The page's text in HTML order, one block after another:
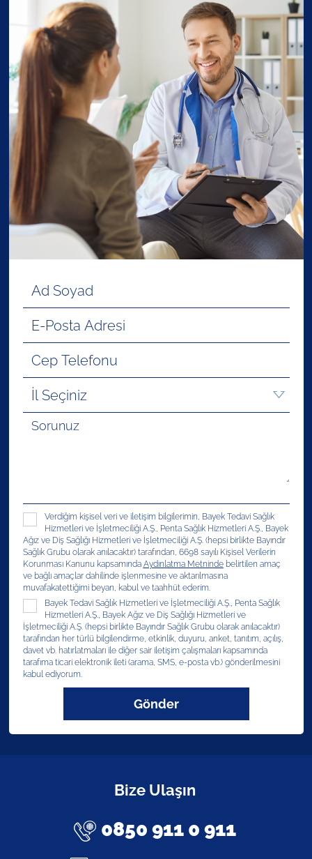
Verdiğim kişisel veri ve iletişim bilgilerimin, Bayek Tedavi Sağlık
Hizmetleri ve İşletmeciliği A.Ş., Penta Sağlık Hizmetleri A.Ş., Bayek
Ağız ve Diş Sağlığı Hizmetleri ve İşletmeciliği A.Ş. (hepsi birlikte Bayındır
Sağlık Grubu olarak anılacaktır) tarafından, 6698 sayılı Kişisel Verilerin
Korunması Kanunu kapsamında Aydınlatma Metnindebelirtilen amaç
ve bağlı amaçlar dahilinde işlenmesine ve aktarılmasına
muvafakatettiğimi beyan, kabul ve taahhüt ederim.
Bayek Tedavi Sağlık Hizmetleri ve İşletmeciliği A.Ş., Penta Sağlık
Hizmetleri A.Ş., Bayek Ağız ve Diş Sağlığı Hizmetleri ve
İşletmeciliği A.Ş. (hepsi birlikte Bayındır Sağlık Grubu olarak anılacaktır)
tarafından her türlü bilgilendirme, etkinlik, duyuru, anket, tanıtım, açılış,
davet vb. hatırlatmaları ile diğer sair iletişim çalışmaları kapsamında
tarafıma ticari elektronik ileti (arama, SMS, e-posta vb.) gönderilmesini
kabul ediyorum.
Gönder
Bize Ulaşın
0850 911 0 911